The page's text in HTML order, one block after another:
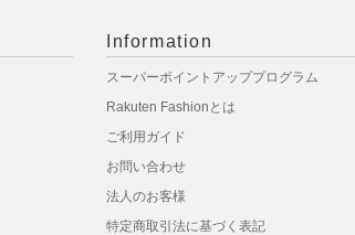
Information
スーパーポイントアッププログラム
Rakuten Fashionとは
ご利用ガイド
お問い合わせ
法人のお客様
特定商取引法に基づく表記